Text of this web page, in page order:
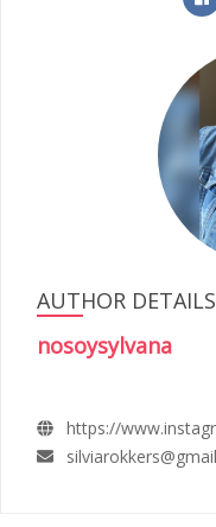
AUTHOR DETAILS
nosoysylvana
https://